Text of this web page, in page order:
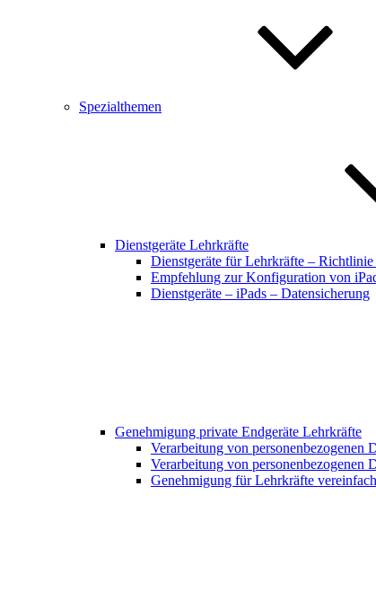
Spezialthemen
Dienstgeräte Lehrkräfte
Dienstgeräte für Lehrkräfte –
Empfehlung zur Konfiguration von
Dienstgeräte – iPads – Datensicherung
Genehmigung private Endgeräte Lehrkräfte
Verarbeitung von
Verarbeitung von
Genehmigung für Lehrkräfte